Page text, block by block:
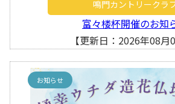
鳴門カントリークラ
富々楼杯開催のお知
【更新日：2026年08月
お知らせ